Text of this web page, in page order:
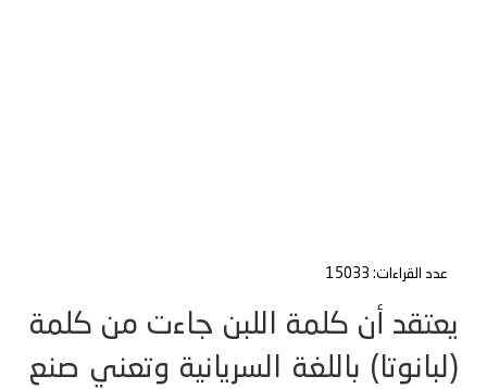
عدد القراءات: 15033
يعتقد أن كلمة اللبن جاءت من كلمة
(لبانوتا) باللغة السريانية وتعني صنع